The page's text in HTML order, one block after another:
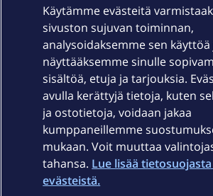
Laitteet & liittymät
Palvelut
Ajankohtaista
Käytämme evästeitä
sivuston sujuvan toiminnan,
analysoidaksemme sen käyttöä
näyttääksemme sinulle
sisältöä, etuja ja tarjouksia.
avulla kerättyjä tietoja, kuten
ja ostotietoja, voidaan jakaa
kumppaneillemme
mukaan. Voit muuttaa
tahansa. Lue lisää
evästeistä.